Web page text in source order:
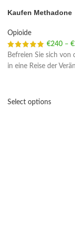
Kaufen Methadone
Opioide
€240 – €
Befreien Sie sich
in eine Reise der
Select options